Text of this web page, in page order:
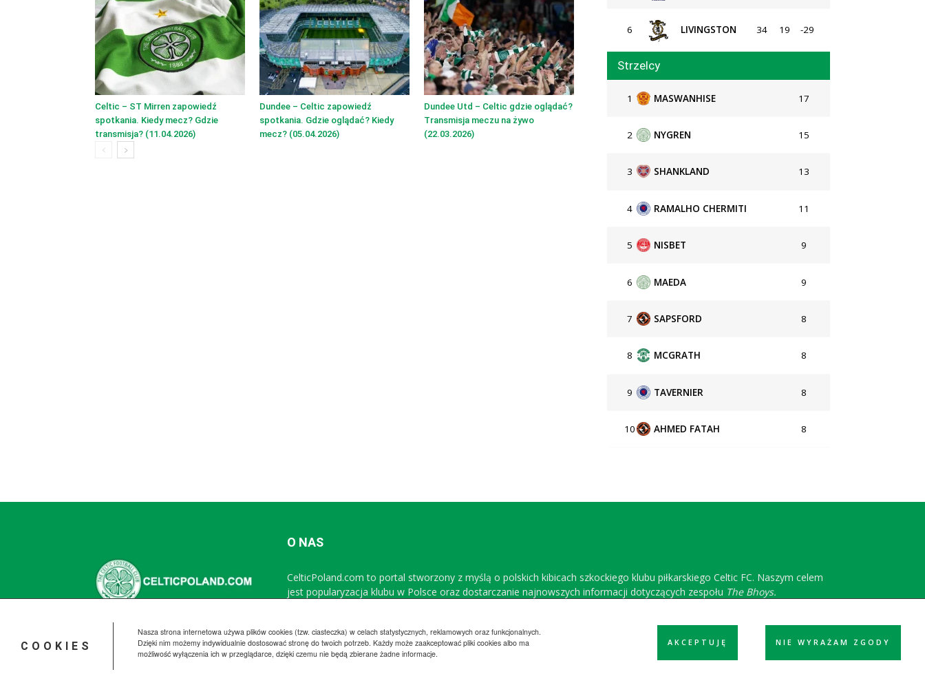
COOKIES
Nasza strona internetowa używa plików cookies (tzw. ciasteczka) w celach statystycznych, reklamowych oraz funkcjonalnych.
Dzięki nim możemy indywidualnie dostosować stronę do twoich potrzeb. Każdy może zaakceptować pliki cookies albo ma
możliwość wyłączenia ich w przeglądarce, dzięki czemu nie będą zbierane żadne informacje.
AKCEPTUJĘ NIE WYRAŻAM ZGODY
Celtic – ST Mirren zapowiedź
spotkania. Kiedy mecz? Gdzie
transmisja? (11.04.2026)
Dundee – Celtic zapowiedź
spotkania. Gdzie oglądać? Kiedy
mecz? (05.04.2026)
Dundee Utd – Celtic gdzie oglądać?
Transmisja meczu na żywo
(22.03.2026)
6 LIVINGSTON 34 19 -29
Strzelcy
1 MASWANHISE 17
2 NYGREN 15
3 SHANKLAND 13
4 RAMALHO CHERMITI 11
5 NISBET 9
6 MAEDA 9
7 SAPSFORD 8
8 MCGRATH 8
9 TAVERNIER 8
10 AHMED FATAH 8
O NAS
CelticPoland.com to portal stworzony z myślą o polskich kibicach szkockiego klubu piłkarskiego Celtic FC. Naszym celem
jest popularyzacja klubu w Polsce oraz dostarczanie najnowszych informacji dotyczących zespołu The Bhoys.